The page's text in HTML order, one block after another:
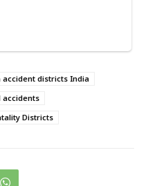
accident districts India
accidents
Districts